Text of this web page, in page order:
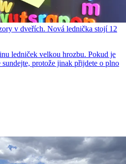
v dveřích. Nová lednička stojí 12
ledniček velkou hrozbu. Pokud je
protože jinak přijdete o plno